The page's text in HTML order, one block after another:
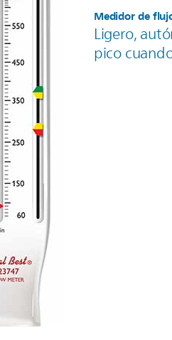
Medidor de
Ligero,
pico